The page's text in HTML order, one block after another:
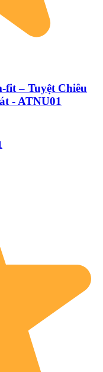
fit – Tuyệt Chiêu
- ATNU01